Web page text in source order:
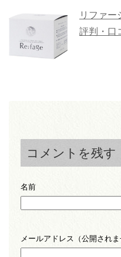
リファー
評判・口
コメントを残す
名前
メールアドレス（公開されま